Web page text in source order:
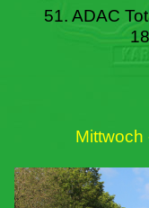
51. ADAC
Mittwoch